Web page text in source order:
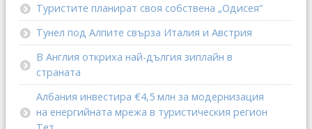
Туристите планират своя собствена „Одисея“
Тунел под Алпите свърза Италия и Австрия
В Англия откриха най-дългия зиплайн в
страната
Албания инвестира €4,5 млн за модернизация
на енергийната мрежа в туристическия регион